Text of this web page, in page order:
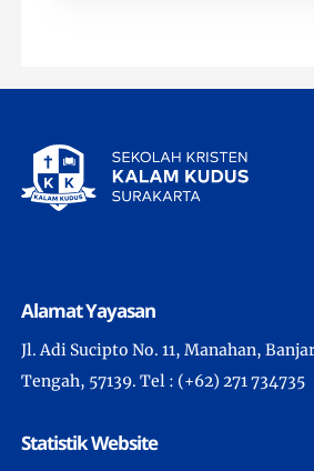
Alamat Yayasan
Jl. Adi Sucipto No. 11, Manahan,
Tengah, 57139. Tel : (+62) 271 734735
Statistik Website